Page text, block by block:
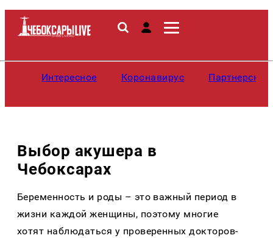
Интересное Коронавирус
Выбор акушера в
Чебоксарах
Беременность и роды – это важный период в
жизни каждой женщины, поэтому многие
хотят наблюдаться у проверенных докторов-